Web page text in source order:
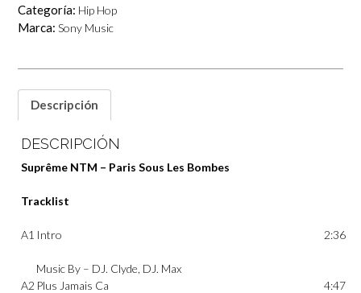
Categoría: Hip Hop
Marca: Sony Music
Descripción
DESCRIPCIÓN
Suprême NTM – Paris Sous Les Bombes
Tracklist
A1 Intro
Music By – DJ. Clyde, DJ. Max
2:36
A2 Plus Jamais Ca 4:47